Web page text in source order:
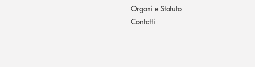
Organi e Statuto
Contatti